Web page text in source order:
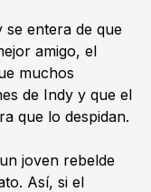
entera de que
amigo, el
muchos
de Indy y que el
que lo despidan.
joven rebelde
Así, si el